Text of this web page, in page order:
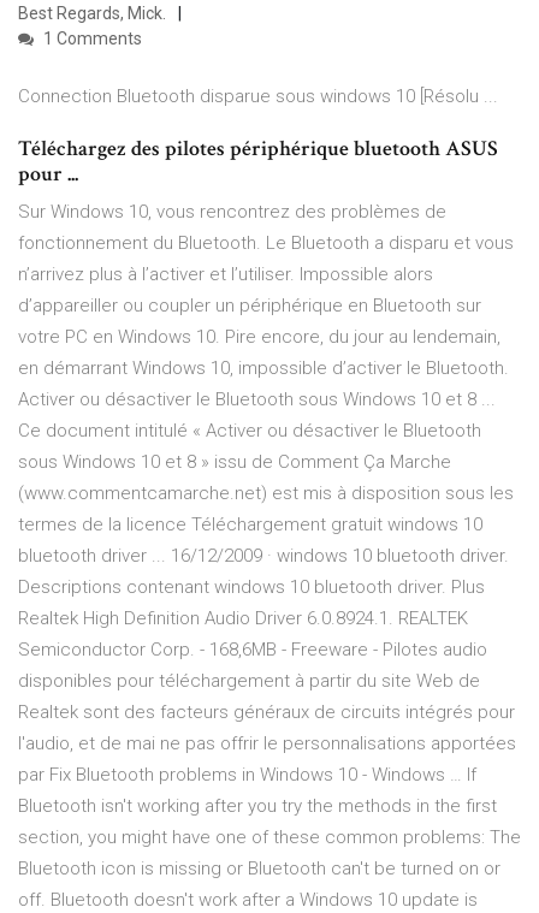
Best Regards, Mick.
1 Comments
Connection Bluetooth disparue sous windows 10 [Résolu ...
Téléchargez des pilotes périphérique bluetooth ASUS
pour ...
Sur Windows 10, vous rencontrez des problèmes de
fonctionnement du Bluetooth. Le Bluetooth a disparu et vous
n’arrivez plus à l’activer et l’utiliser. Impossible alors
d’appareiller ou coupler un périphérique en Bluetooth sur
votre PC en Windows 10. Pire encore, du jour au lendemain,
en démarrant Windows 10, impossible d’activer le Bluetooth.
Activer ou désactiver le Bluetooth sous Windows 10 et 8 ...
Ce document intitulé « Activer ou désactiver le Bluetooth
sous Windows 10 et 8 » issu de Comment Ça Marche
(www.commentcamarche.net) est mis à disposition sous les
termes de la licence Téléchargement gratuit windows 10
bluetooth driver ... 16/12/2009 · windows 10 bluetooth driver.
Descriptions contenant windows 10 bluetooth driver. Plus
Realtek High Definition Audio Driver 6.0.8924.1. REALTEK
Semiconductor Corp. - 168,6MB - Freeware - Pilotes audio
disponibles pour téléchargement à partir du site Web de
Realtek sont des facteurs généraux de circuits intégrés pour
l'audio, et de mai ne pas offrir le personnalisations apportées
par Fix Bluetooth problems in Windows 10 - Windows … If
Bluetooth isn't working after you try the methods in the first
section, you might have one of these common problems: The
Bluetooth icon is missing or Bluetooth can't be turned on or
off. Bluetooth doesn't work after a Windows 10 update is